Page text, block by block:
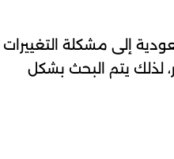
إلى مشكلة التغييرات
لذلك يتم البحث بشكل